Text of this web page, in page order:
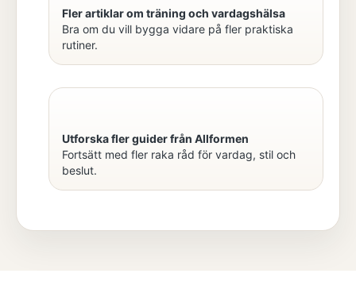
Fler artiklar om träning och vardagshälsa
Bra om du vill bygga vidare på fler praktiska
rutiner.
Utforska fler guider från Allformen
Fortsätt med fler raka råd för vardag, stil och
beslut.